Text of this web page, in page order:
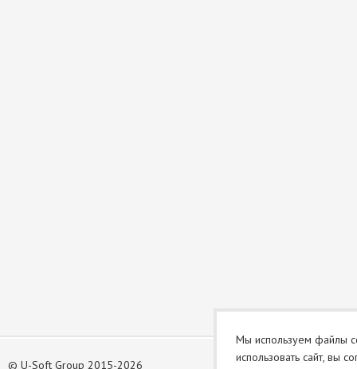
© U-Soft Group 2015-2026
Мы используем файлы
использовать сайт, вы